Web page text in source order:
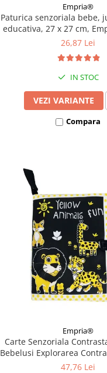
Empria®
Paturica senzoriala bebe,
educativa, 27 x 27 cm,
modele
26,87 Lei
IN STOC
VEZI VARIANTE
Compara
Empria®
Carte Senzoriala
Bebelusi Explorarea
15 x 3 cm, Diverse
47,76 Lei